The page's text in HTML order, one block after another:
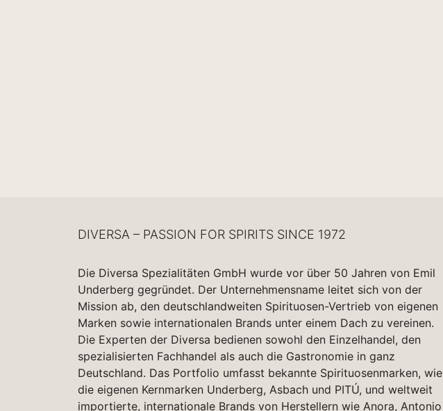
DIVERSA – PASSION FOR SPIRITS SINCE 1972
Die Diversa Spezialitäten GmbH wurde vor über 50 Jahren von Emil
Underberg gegründet. Der Unternehmensname leitet sich von der
Mission ab, den deutschlandweiten Spirituosen-Vertrieb von eigenen
Marken sowie internationalen Brands unter einem Dach zu vereinen.
Die Experten der Diversa bedienen sowohl den Einzelhandel, den
spezialisierten Fachhandel als auch die Gastronomie in ganz
Deutschland. Das Portfolio umfasst bekannte Spirituosenmarken, wie
die eigenen Kernmarken Underberg, Asbach und PITÚ, und weltweit
importierte, internationale Brands von Herstellern wie Anora, Antonio